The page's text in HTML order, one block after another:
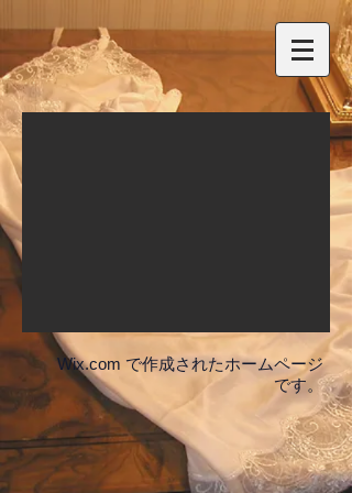
Wix.com で作成されたホームページ
です。